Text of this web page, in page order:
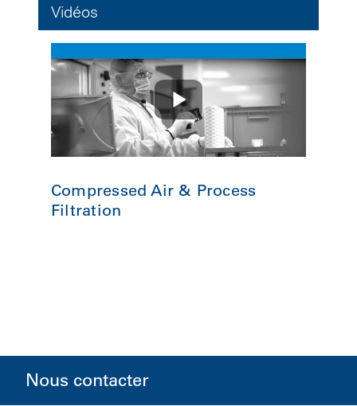
Vidéos
Compressed Air & Process
Filtration
Nous contacter